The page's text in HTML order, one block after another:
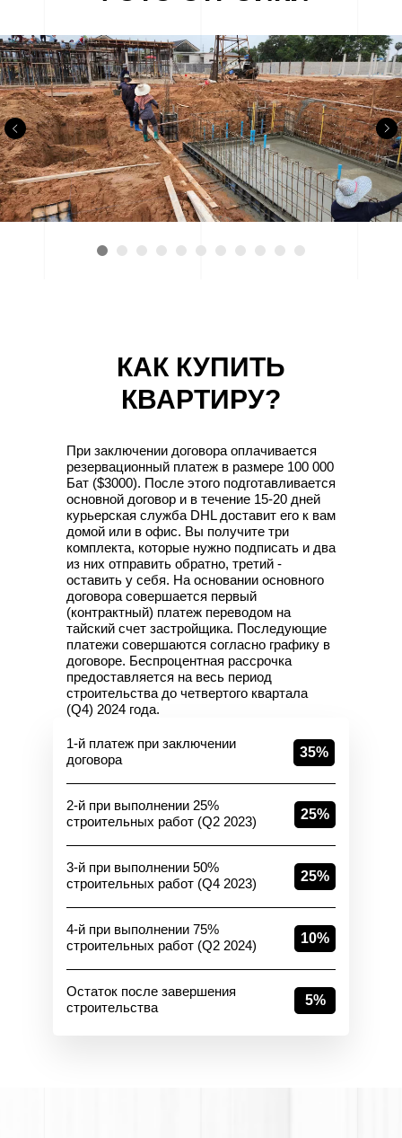
5%
10%
25%
25%
35%
При заключении договора оплачивается
резервационный платеж в размере 100 000
Бат ($3000). После этого подготавливается
основной договор и в течение 15-20 дней
курьерская служба DHL доставит его к вам
домой или в офис. Вы получите три
комплекта, которые нужно подписать и два
из них отправить обратно, третий -
оставить у себя. На основании основного
договора совершается первый
(контрактный) платеж переводом на
тайский счет застройщика. Последующие
платежи совершаются согласно графику в
договоре. Беспроцентная рассрочка
предоставляется на весь период
строительства до четвертого квартала
(Q4) 2024 года.
КАК КУПИТЬ
КВАРТИРУ?
1-й платеж при заключении
договора
2-й при выполнении 25%
строительных работ (Q2 2023)
3-й при выполнении 50%
строительных работ (Q4 2023)
4-й при выполнении 75%
строительных работ (Q2 2024)
Остаток после завершения
строительства